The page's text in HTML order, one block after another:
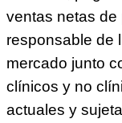
ventas netas de
responsable de
mercado junto
clínicos y no
actuales y